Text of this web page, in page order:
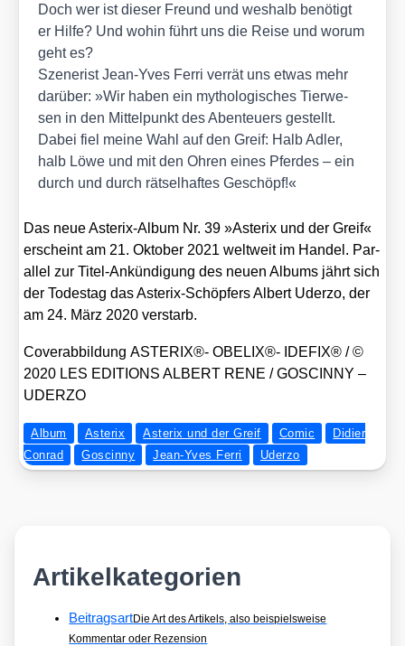
Doch wer ist die­ser Freund und wes­halb benö­tigt
er Hil­fe? Und wohin führt uns die Rei­se und wor­um
geht es?
Sze­ne­rist Jean-Yves Fer­ri ver­rät uns etwas mehr
dar­über: »Wir haben ein mytho­lo­gi­sches Tier­we­
sen in den Mit­tel­punkt des Aben­teu­ers gestellt.
Dabei fiel mei­ne Wahl auf den Greif: Halb Adler,
halb Löwe und mit den Ohren eines Pfer­des – ein
durch und durch rät­sel­haf­tes Geschöpf!«
Das neue Aste­rix-Album Nr. 39 »Aste­rix und der Greif«
erscheint am 21. Okto­ber 2021 welt­weit im Han­del. Par­
al­lel zur Titel-Ankün­di­gung des neu­en Albums jährt sich
der Todes­tag das Aste­rix-Schöp­fers Albert Uder­zo, der
am 24. März 2020 ver­starb.
Cover­ab­bil­dung ASTERIX®- OBELIX®- IDEFIX® /​ ©
2020 LES EDITIONS ALBERT RENE /​ GOSCINNY –
UDERZO
Album Asterix Asterix und der Greif Comic
Didier
Conrad
Goscinny Jean-Yves Ferri Uderzo
Artikelkategorien
BeitragsartDie Art des Artikels, also beispielsweise
Kommentar oder Rezension